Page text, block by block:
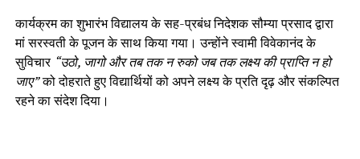
कार्यक्रम का शुभारंभ विद्यालय के सह-प्रबंध निदेशक सौम्या प्रसाद द्वारा
मां सरस्वती के पूजन के साथ किया गया। उन्होंने स्वामी विवेकानंद के
सुविचार “उठो, जागो और तब तक न रुको जब तक लक्ष्य की प्राप्ति न हो
जाए”को दोहराते हुए विद्यार्थियों को अपने लक्ष्य के प्रति दृढ़ और संकल्पित
रहने का संदेश दिया।